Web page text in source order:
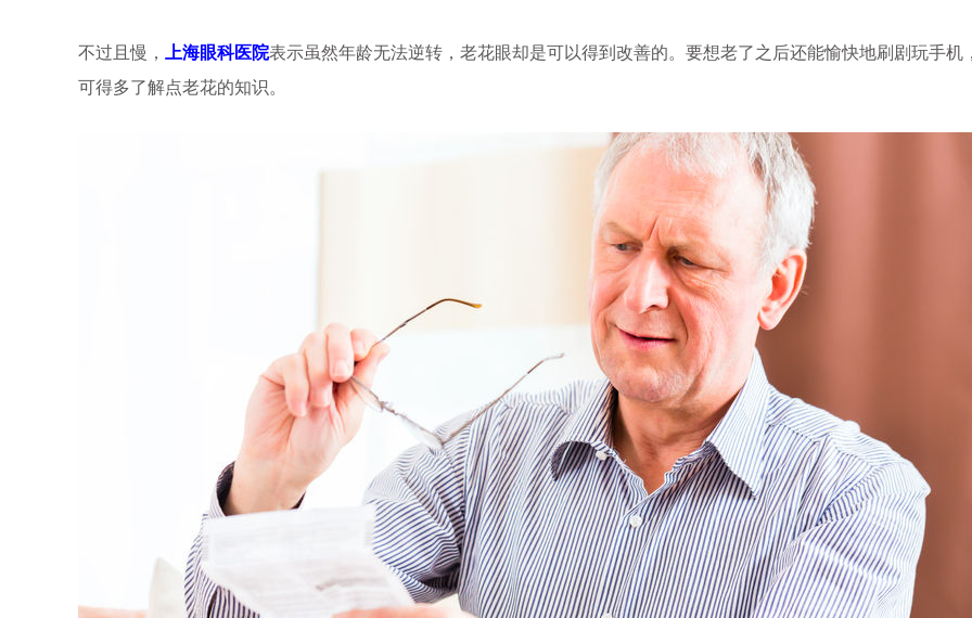
不过且慢， 上海眼科医院表示虽然年龄无法逆转，老花眼却是可以得到改善的。要想老了之后还能愉快地刷剧玩手机
可得多了解点老花的知识。